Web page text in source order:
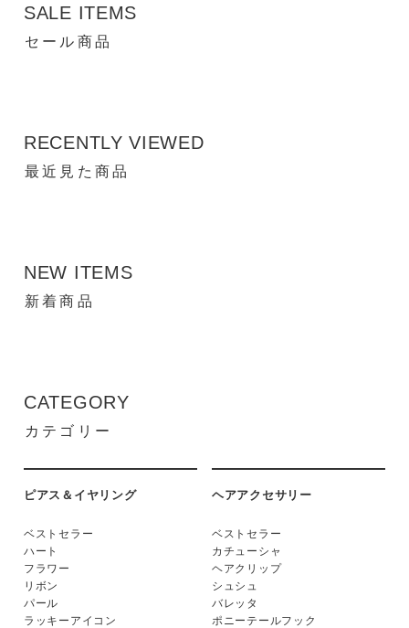
SALE ITEMS
セール商品
RECENTLY VIEWED
最近見た商品
NEW ITEMS
新着商品
CATEGORY
カテゴリー
ピアス＆イヤリング
ベストセラー
ハート
フラワー
リボン
パール
ラッキーアイコン
ヘアアクセサリー
ベストセラー
カチューシャ
ヘアクリップ
シュシュ
バレッタ
ポニーテールフック